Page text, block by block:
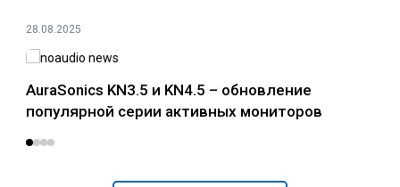
28.08.2025
AuraSonics KN3.5 и KN4.5 – обновление
популярной серии активных мониторов